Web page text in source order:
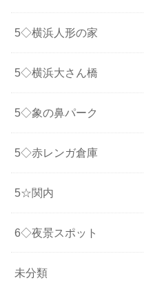
5◇横浜人形の家
5◇横浜大さん橋
5◇象の鼻パーク
5◇赤レンガ倉庫
5☆関内
6◇夜景スポット
未分類